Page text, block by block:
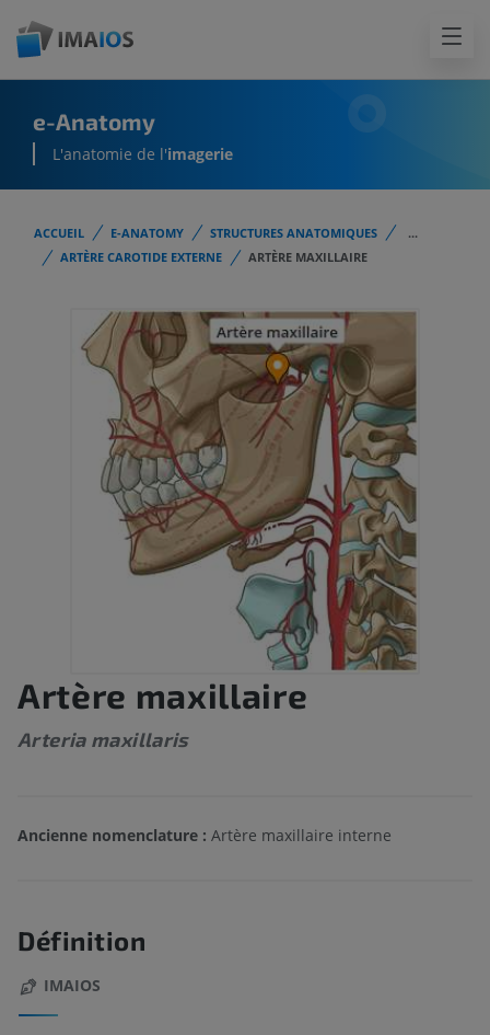
e-Anatomy
L'anatomie de l'imagerie
ACCUEIL E-ANATOMY STRUCTURES ANATOMIQUES
...
ARTÈRE CAROTIDE EXTERNE
ARTÈRE MAXILLAIRE
Artère maxillaire
Arteria maxillaris
Ancienne nomenclature : Artère maxillaire interne
Définition
IMAIOS